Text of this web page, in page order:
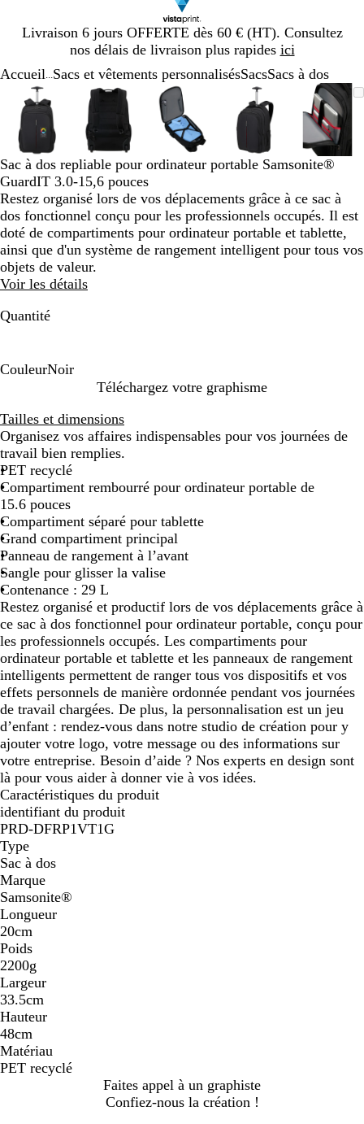
Livraison 6 jours OFFERTE dès 60 € (HT). Consultez
nos délais de livraison plus rapides ici
Diapositive
1
Accueil Sacs et vêtements personnalisésSacsSacs à dos
Image
zoomable
Zoom
au
minimum
Cliquez
pour
développer
Utilisez
les
touches
plus
et
moins
pour
zoomer
et
les
touches
fléchées
pour
faire
Image
zoomable
Zoom
minimum
Cliquez
pour
développer
Utilisez
touches
plus
et
moins
pour
zoomer
et
les
Image
zoomable
Zoom
au
minimum
Cliquez
pour
développer
Utilisez
les
touches
plus
et
moins
pour
zoomer
et
les
Image
zoomable
Zoom
au
minimum
Cliquez
pour
développer
Utilisez
les
touches
plus
et
pour
zoomer
et
les
touches
Image
Zoom
au
pour
les
plus
et
pour
et
les
Diapositive
Sac à dos repliable pour ordinateur portable Samsonite®
GuardIT 3.0-15,6 pouces
Restez organisé lors de vos déplacements grâce à ce sac à
dos fonctionnel conçu pour les professionnels occupés. Il est
doté de compartiments pour ordinateur portable et tablette,
ainsi que d'un système de rangement intelligent pour tous vos
objets de valeur.
Voir les détails
Quantité
CouleurNoir
i
r
Téléchargez votre graphisme
Tailles et dimensions
Organisez vos affaires indispensables pour vos journées de
travail bien remplies.
PET recyclé
Compartiment rembourré pour ordinateur portable de
15.6 pouces
Compartiment séparé pour tablette
Grand compartiment principal
Panneau de rangement à l’avant
Sangle pour glisser la valise
Contenance : 29 L
Restez organisé et productif lors de vos déplacements grâce à
ce sac à dos fonctionnel pour ordinateur portable, conçu pour
les professionnels occupés. Les compartiments pour
ordinateur portable et tablette et les panneaux de rangement
intelligents permettent de ranger tous vos dispositifs et vos
effets personnels de manière ordonnée pendant vos journées
de travail chargées. De plus, la personnalisation est un jeu
d’enfant : rendez-vous dans notre studio de création pour y
ajouter votre logo, votre message ou des informations sur
votre entreprise. Besoin d’aide ? Nos experts en design sont
là pour vous aider à donner vie à vos idées.
Caractéristiques du produit
identifiant du produit
PRD-DFRP1VT1G
Type
Sac à dos
Marque
Samsonite®
Longueur
20cm
Poids
2200g
Largeur
33.5cm
Hauteur
48cm
Matériau
PET recyclé
Faites appel à un graphiste
Confiez-nous la création !